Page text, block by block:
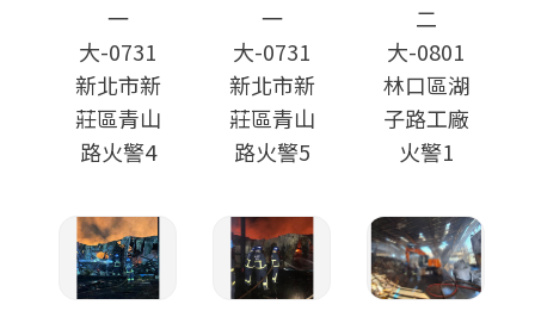
一
大-0731
新北市新
莊區青山
路火警4
一
大-0731
新北市新
莊區青山
路火警5
二
大-0801
林口區湖
子路工廠
火警1